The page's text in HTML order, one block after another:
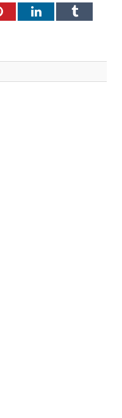
PinterestLinkedInTumblr